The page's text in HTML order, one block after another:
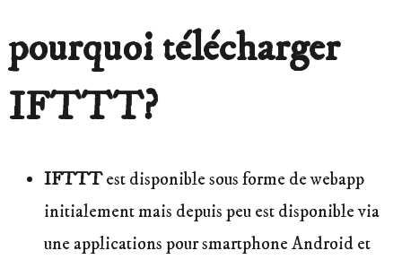
pourquoi télécharger
IFTTT?
IFTTTest disponible sous forme de webapp
initialement mais depuis peu est disponible via
une applications pour smartphone Android et